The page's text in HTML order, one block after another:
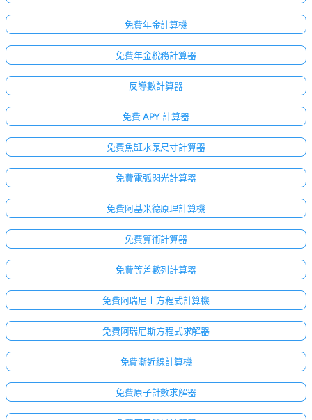
免費年金計算機
免費年金稅務計算器
反導數計算器
免費 APY 計算器
免費魚缸水泵尺寸計算器
免費電弧閃光計算器
免費阿基米德原理計算機
免費算術計算器
免費等差數列計算器
免費阿瑞尼士方程式計算機
免費阿瑞尼斯方程式求解器
免費漸近線計算機
免費原子計數求解器